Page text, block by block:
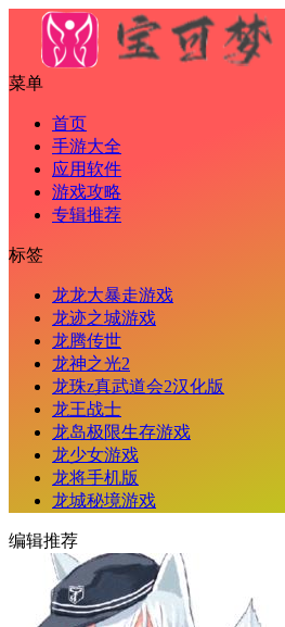
菜单
首页
手游大全
应用软件
游戏攻略
专辑推荐
标签
龙龙大暴走游戏
龙迹之城游戏
龙腾传世
龙神之光2
龙珠z真武道会2汉化版
龙王战士
龙岛极限生存游戏
龙少女游戏
龙将手机版
龙城秘境游戏
编辑推荐